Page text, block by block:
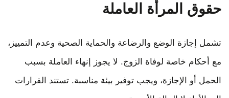
حقوق المرأة العاملة
تشمل إجازة الوضع والرضاعة والحماية الصحية وعدم التمييز،
مع أحكام خاصة لوفاة الزوج. لا يجوز إنهاء العاملة بسبب
الحمل أو الإجازة، ويجب توفير بيئة مناسبة. تستند القرارات